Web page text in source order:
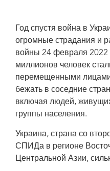
Год спустя война в
огромные страдания и
войны 24 февраля 2022
миллионов человек
перемещенными
бежать в соседние
включая людей,
группы населения.
Украина, страна со
СПИДа в регионе
Центральной Азии,